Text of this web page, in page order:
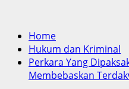
Home
Hukum dan Kriminal
Perkara Yang
Membebaskan